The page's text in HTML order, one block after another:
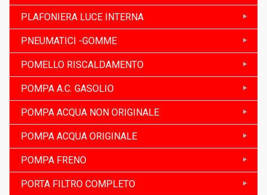
PLAFONIERA LUCE INTERNA
PNEUMATICI -GOMME
POMELLO RISCALDAMENTO
POMPA A.C. GASOLIO
POMPA ACQUA NON ORIGINALE
POMPA ACQUA ORIGINALE
POMPA FRENO
PORTA FILTRO COMPLETO